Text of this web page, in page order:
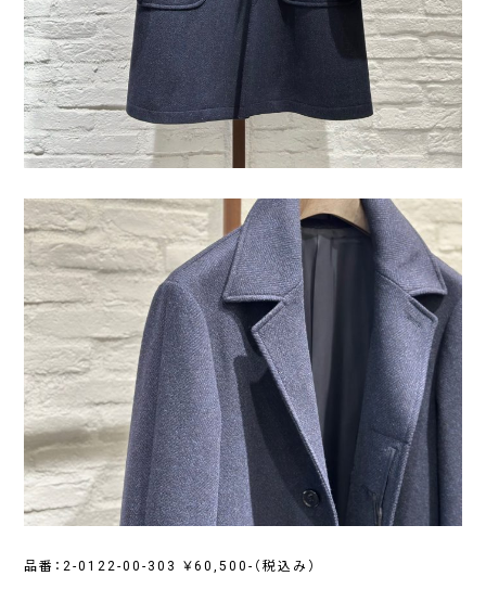
品番：2-0122-00-303 ￥60,500-（税込み）